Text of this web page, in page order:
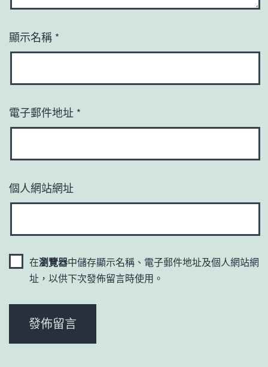
顯示名稱 *
電子郵件地址 *
個人網站網址
在瀏覽器中儲存顯示名稱、電子郵件地址及個人網站網
址，以供下次發佈留言時使用。